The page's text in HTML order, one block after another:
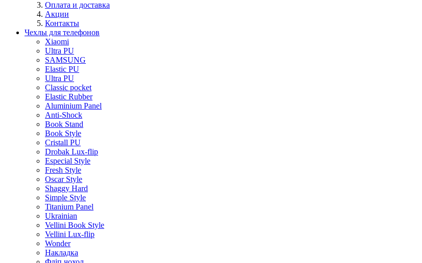
Оплата и доставка
Акции
Контакты
Чехлы для телефонов
Xiaomi
Ultra PU
SAMSUNG
Elastic PU
Ultra PU
Classic pocket
Elastic Rubber
Aluminium Panel
Anti-Shock
Book Stand
Book Style
Cristall PU
Drobak Lux-flip
Especial Style
Fresh Style
Oscar Style
Shaggy Hard
Simple Style
Titanium Panel
Ukrainian
Vellini Book Style
Vellini Lux-flip
Wonder
Накладка